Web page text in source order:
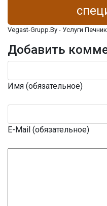
Vegast-Grupp.By - Услуги
Добавить
Имя (обязательное)
E-Mail (обязательное)